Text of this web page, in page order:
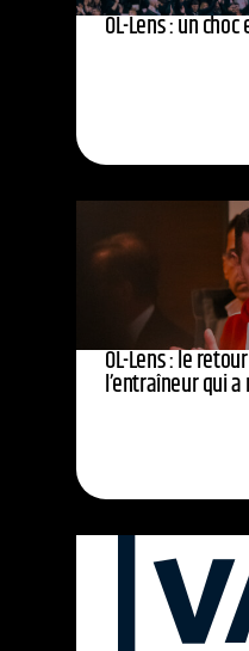
OL-Lens : un
OL-Lens : le
l’entraîneur qui